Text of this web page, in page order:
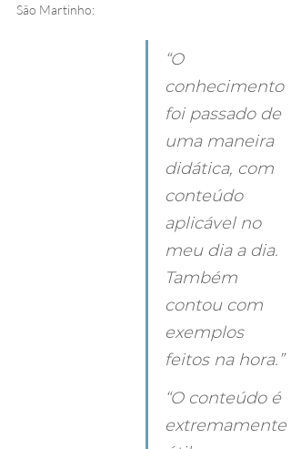
São Martinho:
“O
conhecimento
foi passado de
uma maneira
didática, com
conteúdo
aplicável no
meu dia a dia.
Também
contou com
exemplos
feitos na hora.”
“O conteúdo é
extremamente